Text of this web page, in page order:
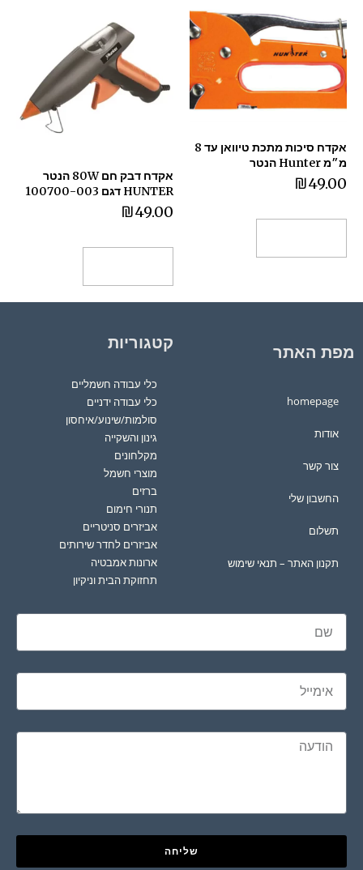
אקדח סיכות מתכת טיוואן עד 8
מ״מ Hunter הנטר
₪49.00
אקדח דבק חם 80W הנטר
HUNTER דגם 100700-003
₪49.00
מפת האתר
homepage
אודות
צור קשר
החשבון שלי
תשלום
תקנון האתר – תנאי שימוש
קטגוריות
כלי עבודה חשמליים
כלי עבודה ידניים
סולמות/שינוע/איחסון
גינון והשקייה
מקלחונים
מוצרי חשמל
ברזים
תנורי חימום
אביזרים סניטריים
אביזרים לחדר שירותים
ארונות אמבטיה
תחזוקת הבית וניקיון
שליחה